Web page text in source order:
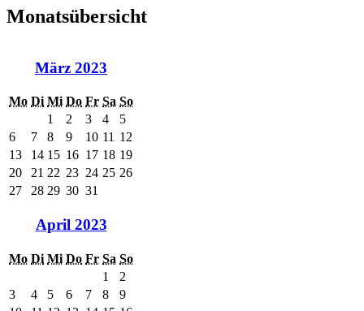
Monatsübersicht
März 2023
Mo Di Mi Do Fr Sa So
1
2 3 4
5
6
7 8 9 10 11 12
13
14 15 16 17 18 19
20
21 22 23 24 25 26
27
28 29 30 31
April 2023
Mo Di Mi Do Fr Sa So
1
2
3
4 5 6 7 8
9